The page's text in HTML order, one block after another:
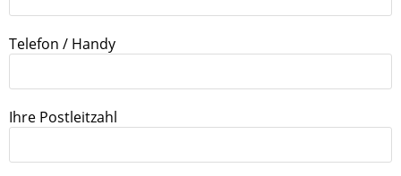
Telefon / Handy
Ihre Postleitzahl